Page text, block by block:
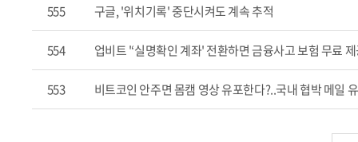
555 구글, '위치기록' 중단시켜도 계속 추적
554 업비트 '‘실명확인 계좌' 전환하면 금융사고 보험 무료
553 비트코인 안주면 몸캠 영상 유포한다?..국내 협박 메일